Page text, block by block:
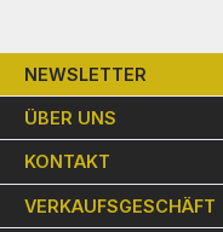
NEWSLETTER
ÜBER UNS
KONTAKT
VERKAUFSGESCHÄFT